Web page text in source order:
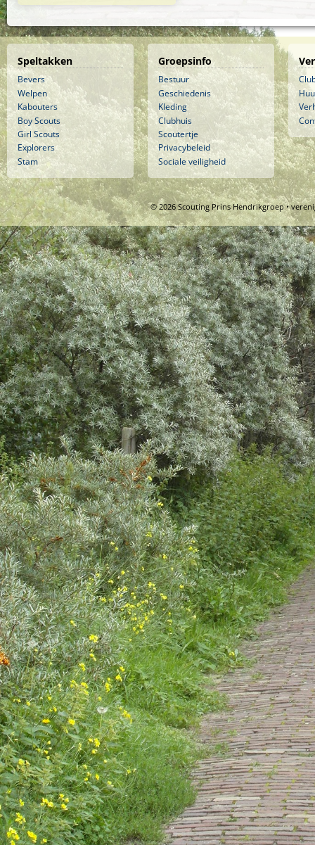
Speltakken
Bevers
Welpen
Kabouters
Boy Scouts
Girl Scouts
Explorers
Stam
Groepsinfo
Bestuur
Geschiedenis
Kleding
Clubhuis
Scoutertje
Privacybeleid
Sociale veiligheid
© 2026 Scouting Prins Hendrikgroep •